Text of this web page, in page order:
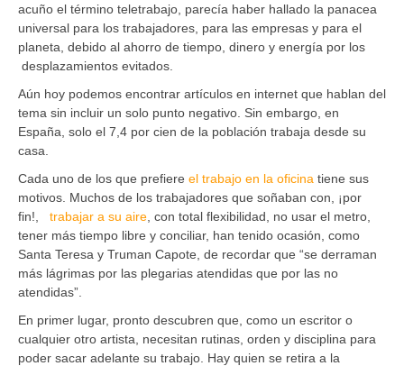
acuño el término teletrabajo, parecía haber hallado la panacea
universal para los trabajadores, para las empresas y para el
planeta, debido al ahorro de tiempo, dinero y energía por los
desplazamientos evitados.
Aún hoy podemos encontrar artículos en internet que hablan del
tema sin incluir un solo punto negativo. Sin embargo, en
España, solo el 7,4 por cien de la población trabaja desde su
casa.
Cada uno de los que prefiere el trabajo en la oficina tiene sus
motivos. Muchos de los trabajadores que soñaban con, ¡por
fin!, trabajar a su aire , con total flexibilidad, no usar el metro,
tener más tiempo libre y conciliar, han tenido ocasión, como
Santa Teresa y Truman Capote, de recordar que “se derraman
más lágrimas por las plegarias atendidas que por las no
atendidas”.
En primer lugar, pronto descubren que, como un escritor o
cualquier otro artista, necesitan rutinas, orden y disciplina para
poder sacar adelante su trabajo. Hay quien se retira a la